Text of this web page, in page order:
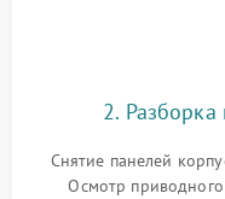
2. Разборка
Снятие панелей
Осмотр